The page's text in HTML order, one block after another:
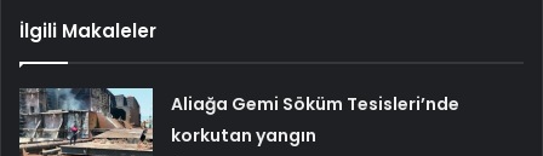
İlgili Makaleler
Aliağa Gemi Söküm Tesisleri’nde
korkutan yangın